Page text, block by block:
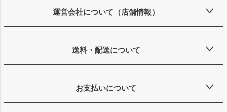
ップ
運営会社について（店舗情報）
送料・配送について
お支払いについて